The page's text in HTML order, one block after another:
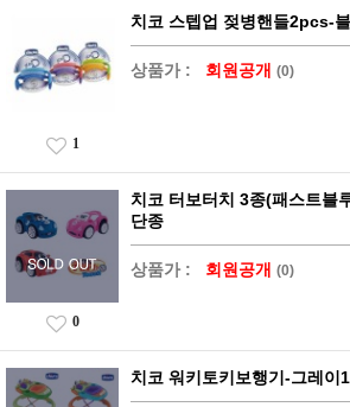
치코 스텝업 젖병핸들2pcs-
상품가 : 회원공개 (0)
1
치코 터보터치 3종(패스트블
단종
상품가 : 회원공개 (0)
0
치코 워키토키보행기-그레이